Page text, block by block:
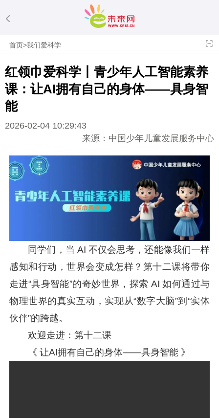
首页>我们爱科学
红领巾爱科学丨青少年人工智能素养
课：让AI拥有自己的身体——具身智
能
2026-02-04 10:29:43
来源：中国少年儿童发展服务中心
同学们，当 AI 不仅会思考，还能像我们一样
感知和行动，世界会变成怎样？第十二课将带你
走进“具身智能”的奇妙世界，探索 AI 如何通过与
物理世界的真实互动，实现从“数字大脑”到“实体
伙伴”的跨越。
欢迎走进：第十二课
《 让AI拥有自己的身体——具身智能 》